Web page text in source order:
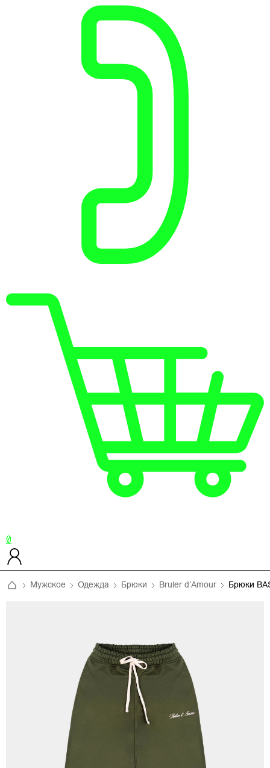
0
Мужское Одежда Брюки Bruler d'Amour Брюки